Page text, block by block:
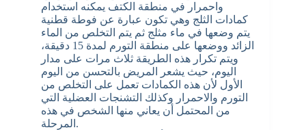
واحمرار في منطقة الكتف يمكنه استخدام
كمادات الثلج وهي تكون عبارة عن فوطة قطنية
يتم وضعها في ماء مثلج ثم يتم التخلص من الماء
الزائد ووضعها على منطقة التورم لمدة 15 دقيقة،
ويتم تكرار هذه الطريقة ثلاث مرات على مدار
اليوم، حيث يشعر المريض بالتحسن من اليوم
الأول لأن هذه الكمادات تعمل على التخلص من
التورم والاحمرار وكذلك التشنجات العضلية التي
من المحتمل أن يعاني منها الشخص في هذه
المرحلة.